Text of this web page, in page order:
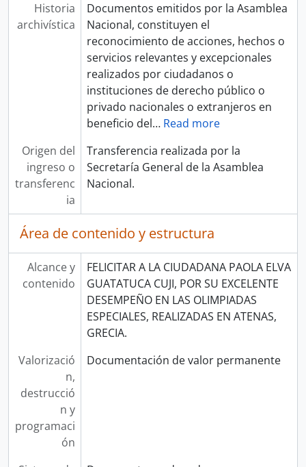
Historia
archivística
Documentos emitidos por la Asamblea
Nacional, constituyen el
reconocimiento de acciones, hechos o
servicios relevantes y excepcionales
realizados por ciudadanos o
instituciones de derecho público o
privado nacionales o extranjeros en
beneficio del… Read more
Origen del
ingreso o
transferenc
ia
Transferencia realizada por la
Secretaría General de la Asamblea
Nacional.
Área de contenido y estructura
Alcance y
contenido
FELICITAR A LA CIUDADANA PAOLA ELVA
GUATATUCA CUJI, POR SU EXCELENTE
DESEMPEÑO EN LAS OLIMPIADAS
ESPECIALES, REALIZADAS EN ATENAS,
GRECIA.
Valorizació
n,
destrucció
n y
programaci
ón
Documentación de valor permanente